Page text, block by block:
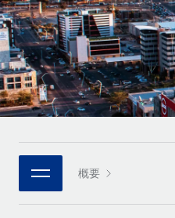
Remote統合
人事機能をワークフローに
プラットフォーム
チームのための人事の基本
接続 新しい
当社のMCPを使用して、
統合
基本的なビジネスツールを
ミッドマーケット
カスタマイズされた人事ソ
企業
大企業向けのグローバルHR
パートナーに登録
戦略的テクノロジーパ
グローバルな人事機能を柔
リサーチおよびガイド
活用事例
HR用語集
チェックリストおよびテン
職務内容ライブラリ
ウェビナー
イベント
Español
Italiano
Português (Portugal)
日本語
한국어 概要